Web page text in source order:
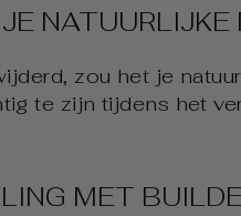
NATUURLIJKE
zou het je
te zijn tijdens het
MET